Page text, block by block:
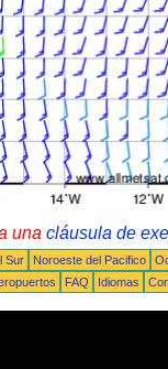
una cláusula de
Sur Noroeste del Pacifico
FAQ Idiomas